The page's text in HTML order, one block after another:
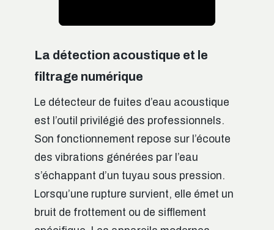
La détection acoustique et le
filtrage numérique
Le détecteur de fuites d’eau acoustique
est l’outil privilégié des professionnels.
Son fonctionnement repose sur l’écoute
des vibrations générées par l’eau
s’échappant d’un tuyau sous pression.
Lorsqu’une rupture survient, elle émet un
bruit de frottement ou de sifflement